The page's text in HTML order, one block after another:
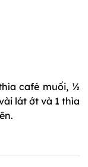
café muối, ½
lát ớt và 1 thìa